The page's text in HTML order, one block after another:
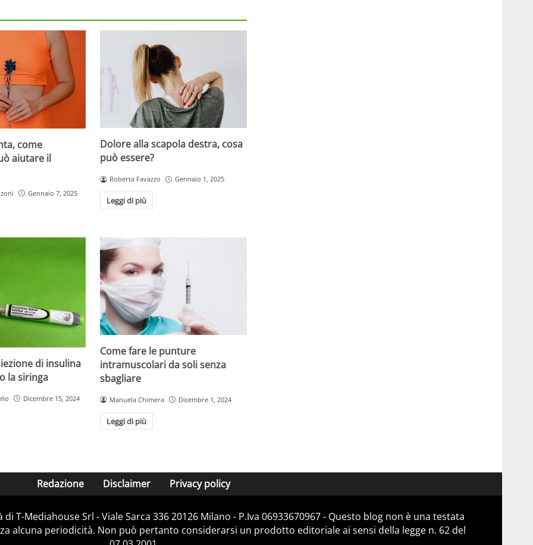
come
aiutare il
Gennaio 7, 2025
Dolore alla scapola destra, cosa
può essere?
Roberta Favazzo Gennaio 1, 2025
Leggi di più
di insulina
la siringa
Dicembre 15, 2024
Come fare le punture
intramuscolari da soli senza
sbagliare
Manuela Chimera Dicembre 1, 2024
Leggi di più
Redazione Disclaimer Privacy policy
T-Mediahouse Srl - Viale Sarca 336 20126 Milano - P.Iva 06933670967 - Questo blog non è una testata
alcuna periodicità. Non può pertanto considerarsi un prodotto editoriale ai sensi della legge n. 62 del